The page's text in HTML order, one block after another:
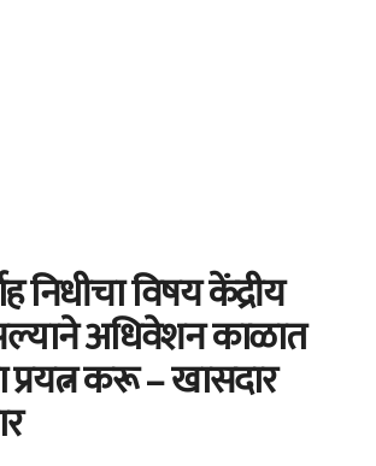
निधीचा विषय केंद्रीय
अधिवेशन काळात
करू – खासदार